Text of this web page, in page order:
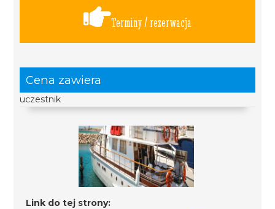
Terminy / rezerwacja
Cena zawiera
uczestnik
Link do tej strony: